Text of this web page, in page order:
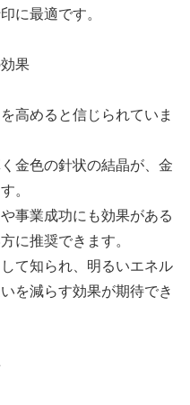
に最適です。
果
高めると信じられていま
金色の針状の結晶が、金
。
事業成功にも効果がある
に推奨できます。
て知られ、明るいエネル
を減らす効果が期待でき